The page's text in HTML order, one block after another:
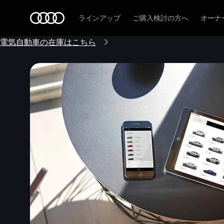
ラインアップ ご購入検討の方へ オーナ
電気自動車の在庫はこちら